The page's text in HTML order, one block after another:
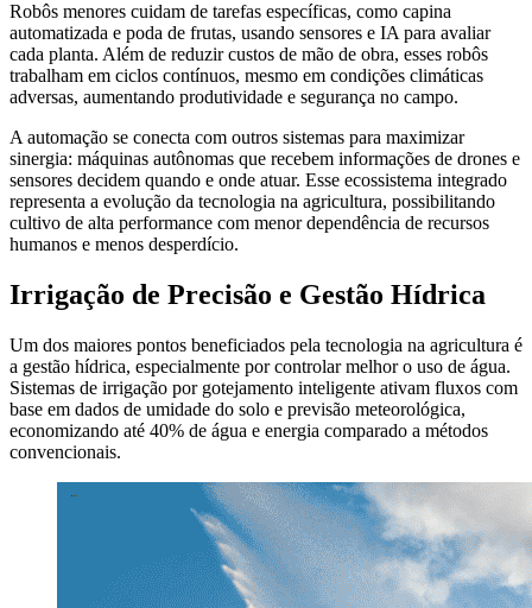
Robôs menores cuidam de tarefas específicas, como capina
automatizada e poda de frutas, usando sensores e IA para avaliar
cada planta. Além de reduzir custos de mão de obra, esses robôs
trabalham em ciclos contínuos, mesmo em condições climáticas
adversas, aumentando produtividade e segurança no campo.
A automação se conecta com outros sistemas para maximizar
sinergia: máquinas autônomas que recebem informações de drones e
sensores decidem quando e onde atuar. Esse ecossistema integrado
representa a evolução da tecnologia na agricultura, possibilitando
cultivo de alta performance com menor dependência de recursos
humanos e menos desperdício.
Irrigação de Precisão e Gestão Hídrica
Um dos maiores pontos beneficiados pela tecnologia na agricultura é
a gestão hídrica, especialmente por controlar melhor o uso de água.
Sistemas de irrigação por gotejamento inteligente ativam fluxos com
base em dados de umidade do solo e previsão meteorológica,
economizando até 40% de água e energia comparado a métodos
convencionais.